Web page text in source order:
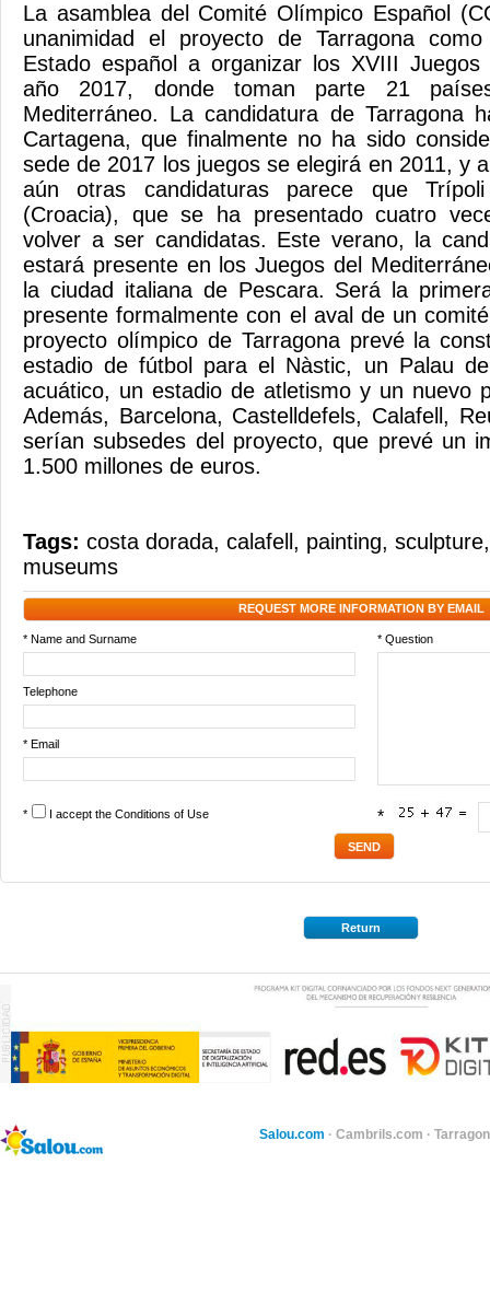
La asamblea del Comité Olímpico Español
unanimidad el proyecto de Tarragona
Estado español a organizar los XVIII
año 2017, donde toman parte 21
Mediterráneo. La candidatura de Tarragona
Cartagena, que finalmente no ha sido
sede de 2017 los juegos se elegirá en 2011, y
aún otras candidaturas parece que
(Croacia), que se ha presentado cuatro
volver a ser candidatas. Este verano, la
estará presente en los Juegos del
la ciudad italiana de Pescara. Será la
presente formalmente con el aval de un
proyecto olímpico de Tarragona prevé la
estadio de fútbol para el Nàstic, un Palau
acuático, un estadio de atletismo y un nuevo
Además, Barcelona, Castelldefels, Calafell,
serían subsedes del proyecto, que prevé un
1.500 millones de euros.
Tags: costa dorada, calafell , painting, sculpture
museums
REQUEST MORE INFORMATION BY EMAIL
* Name and Surname * Question
Telephone
* Email
* I accept the Conditions of Use *
Return
Salou.com · Cambrils.com ·